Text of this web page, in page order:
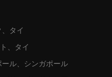
タイ
、タイ
ル、シンガポール